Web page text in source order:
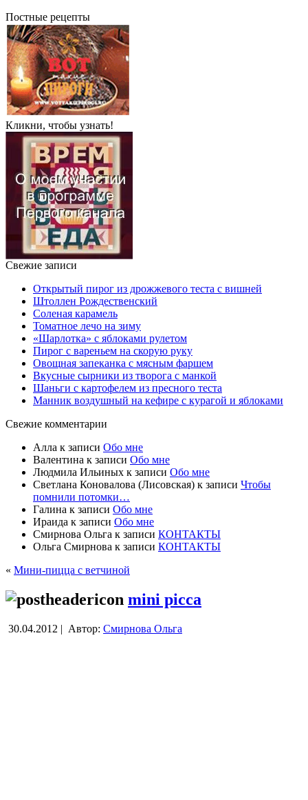
Постные рецепты
Кликни, чтобы узнать!
Свежие записи
Открытый пирог из дрожжевого теста с вишней
Штоллен Рождественский
Соленая карамель
Томатное лечо на зиму
«Шарлотка» с яблоками рулетом
Пирог с вареньем на скорую руку
Овощная запеканка с мясным фаршем
Вкусные сырники из творога с манкой
Шаньги с картофелем из пресного теста
Манник воздушный на кефире с курагой и яблоками
Свежие комментарии
Алла к записи Обо мне
Валентина к записи Обо мне
Людмила Ильиных к записи Обо мне
Светлана Коновалова (Лисовская) к записи Чтобы
помнили потомки…
Галина к записи Обо мне
Ираида к записи Обо мне
Смирнова Ольга к записи КОНТАКТЫ
Ольга Смирнова к записи КОНТАКТЫ
« Мини-пицца с ветчиной
mini picca
30.04.2012 | Автор: Смирнова Ольга